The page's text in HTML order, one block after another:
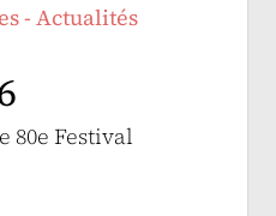
- Actualités
80e Festival